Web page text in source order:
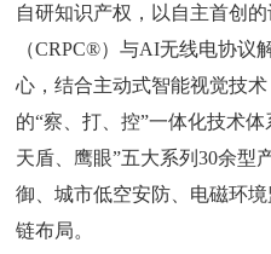
自研知识产权，以自主首创
（CRPC®）与AI无线电协
心，结合主动式智能视觉技
的“察、打、控”一体化技术
天盾、鹰眼”五大系列30余型
御、城市低空安防、电磁环
链布局。